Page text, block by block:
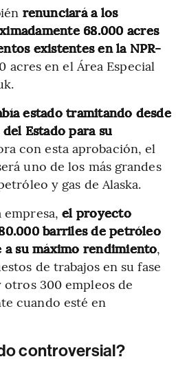
renunciará a los
68.000 acres
existentes en la NPR-
acres en el Área Especial
estado tramitando desde
Estado para su
con esta aprobación, el
uno de los más grandes
y gas de Alaska.
el proyecto
barriles de petróleo
a su máximo rendimiento,
de trabajos en su fase
300 empleos de
cuando esté en
controversial?